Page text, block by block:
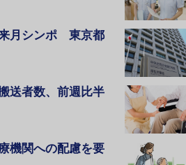
月シンポ 東京都
送者数、前週比半
機関への配慮を要